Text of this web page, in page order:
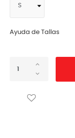
Ayuda de Tallas